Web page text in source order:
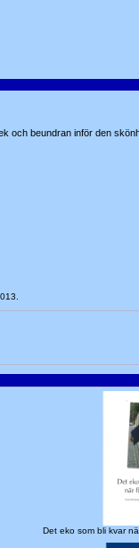
och beundran inför den
Det eko som bli kvar